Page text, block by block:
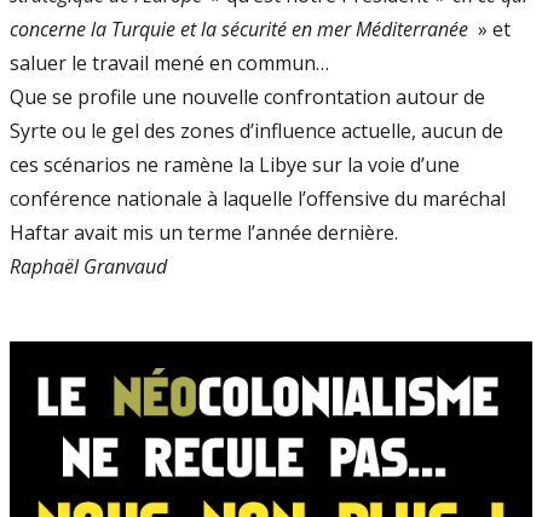
concerne la Turquie et la sécurité en mer Méditerranée » et
saluer le travail mené en commun…
Que se profile une nouvelle confrontation autour de
Syrte ou le gel des zones d’influence actuelle, aucun de
ces scénarios ne ramène la Libye sur la voie d’une
conférence nationale à laquelle l’offensive du maréchal
Haftar avait mis un terme l’année dernière.
Raphaël Granvaud